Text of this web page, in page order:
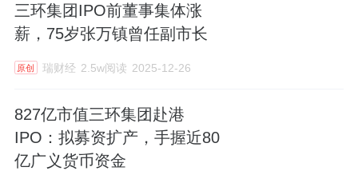
三环集团IPO前董事集体涨
薪，75岁张万镇曾任副市长
原创 瑞财经 2.5w阅读 2025-12-26
827亿市值三环集团赴港
IPO：拟募资扩产，手握近80
亿广义货币资金